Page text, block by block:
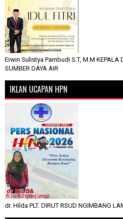
Erwin Sulistya Pambudi S.T, M.M KEPALA
SUMBER DAYA AIR
IKLAN UCAPAN HPN
dr. Hilda PLT. DIRUT RSUD NGIMBANG